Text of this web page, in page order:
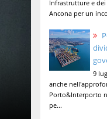
Infrastrutture e dei
Ancona per un
9
anche
Porto&Interporto
pe...